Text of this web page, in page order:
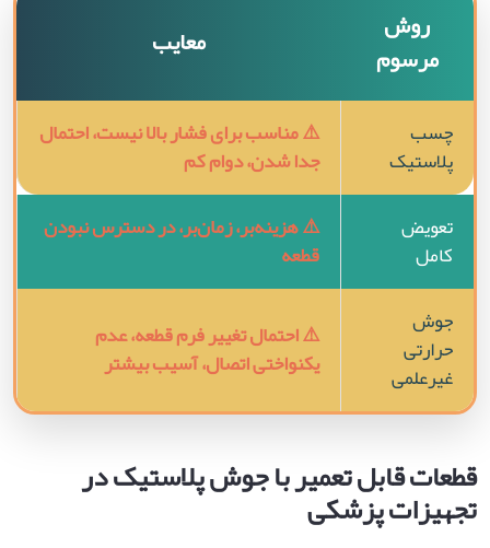
روش
مرسوم معایب
چسب
پلاستیک
⚠️ مناسب برای فشار بالا نیست، احتمال
جدا شدن، دوام کم
تعویض
کامل
⚠️ هزینه‌بر، زمان‌بر، در دسترس نبودن
قطعه
جوش
حرارتی
غیرعلمی
⚠️ احتمال تغییر فرم قطعه، عدم
یکنواختی اتصال، آسیب بیشتر
قطعات قابل تعمیر با جوش پلاستیک در
تجهیزات پزشکی